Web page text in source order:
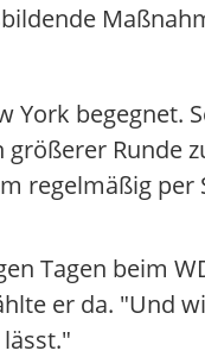
York
Runde
regelmäßig
Tagen beim
er da. "Und